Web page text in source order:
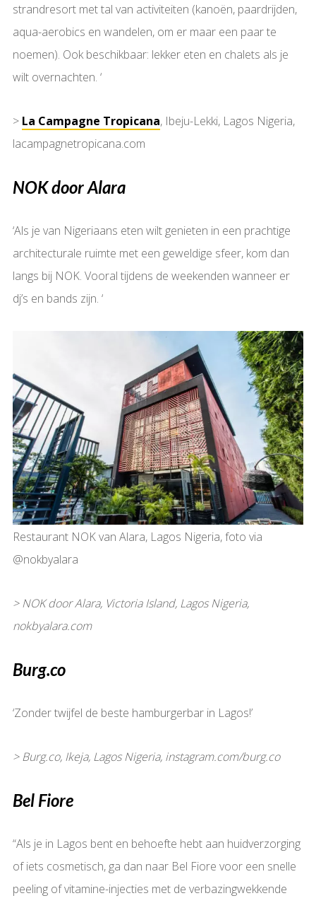
strandresort met tal van activiteiten (kanoën, paardrijden,
aqua-aerobics en wandelen, om er maar een paar te
noemen). Ook beschikbaar: lekker eten en chalets als je
wilt overnachten. ‘
> La Campagne Tropicana, Ibeju-Lekki, Lagos Nigeria,
lacampagnetropicana.com
NOK door Alara
‘Als je van Nigeriaans eten wilt genieten in een prachtige
architecturale ruimte met een geweldige sfeer, kom dan
langs bij NOK. Vooral tijdens de weekenden wanneer er
dj’s en bands zijn. ‘
Restaurant NOK van Alara, Lagos Nigeria, foto via
@nokbyalara
> NOK door Alara, Victoria Island, Lagos Nigeria,
nokbyalara.com
Burg.co
‘Zonder twijfel de beste hamburgerbar in Lagos!’
> Burg.co, Ikeja, Lagos Nigeria, instagram.com/burg.co
Bel Fiore
“Als je in Lagos bent en behoefte hebt aan huidverzorging
of iets cosmetisch, ga dan naar Bel Fiore voor een snelle
peeling of vitamine-injecties met de verbazingwekkende